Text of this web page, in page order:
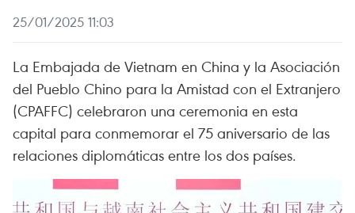
25/01/2025 11:03
La Embajada de Vietnam en China y la Asociación
del Pueblo Chino para la Amistad con el Extranjero
(CPAFFC) celebraron una ceremonia en esta
capital para conmemorar el 75 aniversario de las
relaciones diplomáticas entre los dos países.